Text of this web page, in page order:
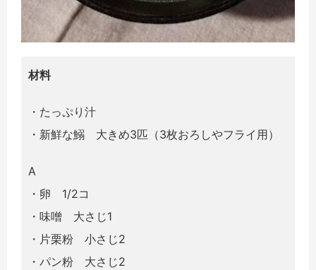
材料
・たっぷり汁
・新鮮な鰯 大きめ3匹（3枚おろしやフライ用）
A
・卵 1/2コ
・味噌 大さじ1
・片栗粉 小さじ2
・パン粉 大さじ2